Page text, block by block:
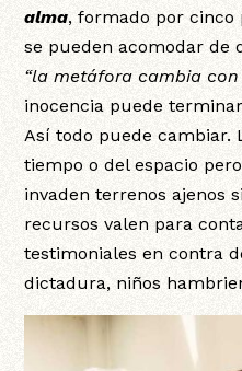
alma, formado por cinco
se pueden acomodar de
“la metáfora cambia
inocencia puede
Así todo puede cambiar.
tiempo o del espacio
invaden terrenos ajenos
recursos valen para
testimoniales en contra
dictadura, niños